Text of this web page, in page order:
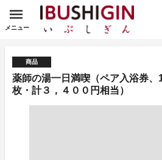
メニュー
商品
薬師の湯一日満喫（ペア入浴券、
枚・計３，４００円相当）